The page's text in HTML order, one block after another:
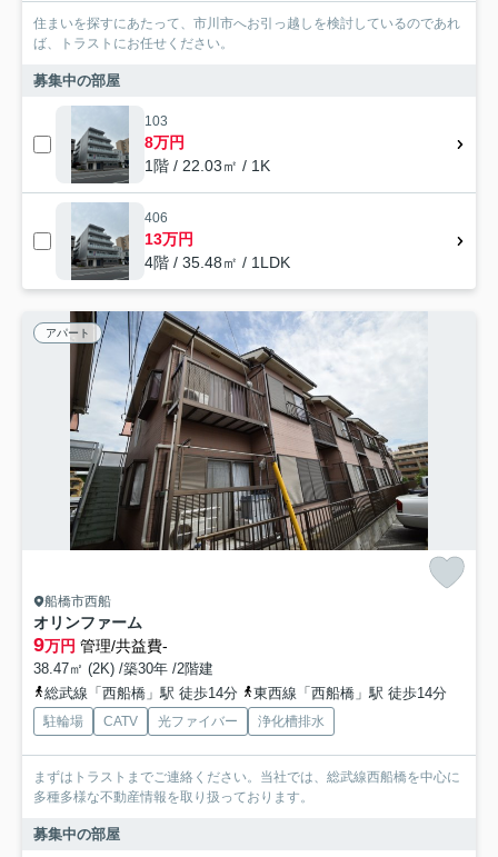
住まいを探すにあたって、市川市へお引っ越しを検討しているのであれ
ば、トラストにお任せください。
募集中の部屋
103
8万円
1階 / 22.03㎡ / 1K
406
13万円
4階 / 35.48㎡ / 1LDK
アパート
船橋市西船
オリンファーム
9万円 管理/共益費-
38.47㎡ (2K) /築30年 /2階建
総武線「西船橋」駅 徒歩14分
東西線「西船橋」駅 徒歩14分
駐輪場 CATV 光ファイバー 浄化槽排水
まずはトラストまでご連絡ください。当社では、総武線西船橋を中心に
多種多様な不動産情報を取り扱っております。
募集中の部屋